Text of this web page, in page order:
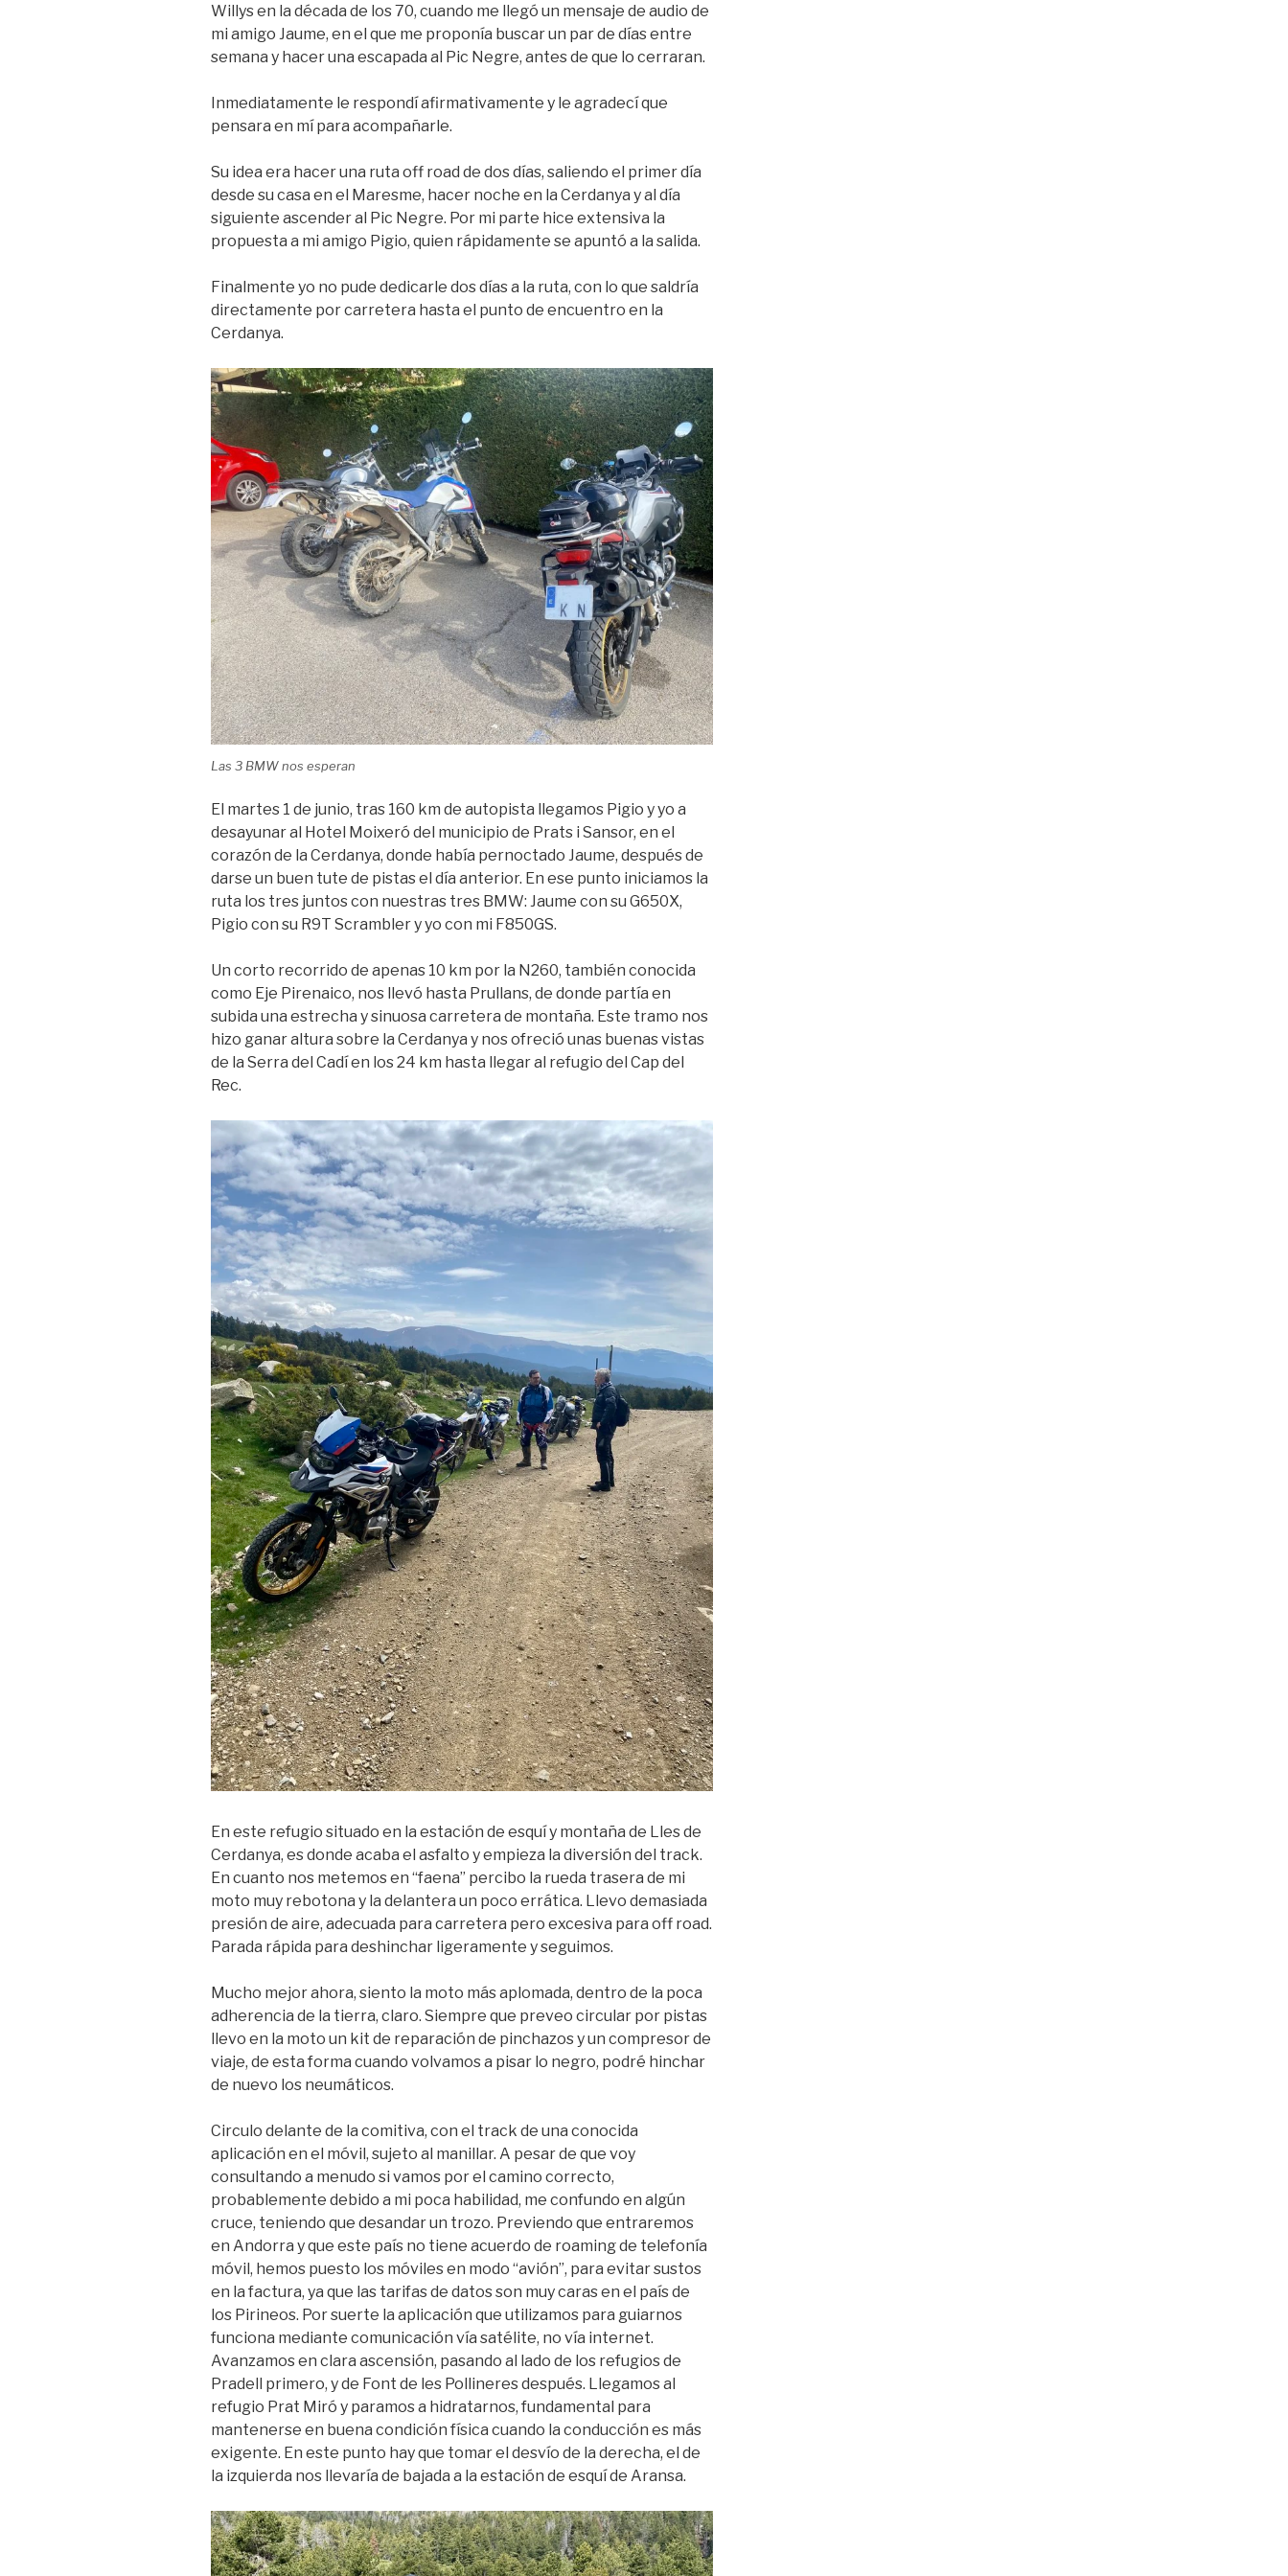
Willys en la década de los 70, cuando me llegó un mensaje de audio de
mi amigo Jaume, en el que me proponía buscar un par de días entre
semana y hacer una escapada al Pic Negre, antes de que lo cerraran.
Inmediatamente le respondí afirmativamente y le agradecí que
pensara en mí para acompañarle.
Su idea era hacer una ruta off road de dos días, saliendo el primer día
desde su casa en el Maresme, hacer noche en la Cerdanya y al día
siguiente ascender al Pic Negre. Por mi parte hice extensiva la
propuesta a mi amigo Pigio, quien rápidamente se apuntó a la salida.
Finalmente yo no pude dedicarle dos días a la ruta, con lo que saldría
directamente por carretera hasta el punto de encuentro en la
Cerdanya.
Las 3 BMW nos esperan
El martes 1 de junio, tras 160 km de autopista llegamos Pigio y yo a
desayunar al Hotel Moixeró del municipio de Prats i Sansor, en el
corazón de la Cerdanya, donde había pernoctado Jaume, después de
darse un buen tute de pistas el día anterior. En ese punto iniciamos la
ruta los tres juntos con nuestras tres BMW: Jaume con su G650X,
Pigio con su R9T Scrambler y yo con mi F850GS.
Un corto recorrido de apenas 10 km por la N260, también conocida
como Eje Pirenaico, nos llevó hasta Prullans, de donde partía en
subida una estrecha y sinuosa carretera de montaña. Este tramo nos
hizo ganar altura sobre la Cerdanya y nos ofreció unas buenas vistas
de la Serra del Cadí en los 24 km hasta llegar al refugio del Cap del
Rec.
En este refugio situado en la estación de esquí y montaña de Lles de
Cerdanya, es donde acaba el asfalto y empieza la diversión del track.
En cuanto nos metemos en “faena” percibo la rueda trasera de mi
moto muy rebotona y la delantera un poco errática. Llevo demasiada
presión de aire, adecuada para carretera pero excesiva para off road.
Parada rápida para deshinchar ligeramente y seguimos.
Mucho mejor ahora, siento la moto más aplomada, dentro de la poca
adherencia de la tierra, claro. Siempre que preveo circular por pistas
llevo en la moto un kit de reparación de pinchazos y un compresor de
viaje, de esta forma cuando volvamos a pisar lo negro, podré hinchar
de nuevo los neumáticos.
Circulo delante de la comitiva, con el track de una conocida
aplicación en el móvil, sujeto al manillar. A pesar de que voy
consultando a menudo si vamos por el camino correcto,
probablemente debido a mi poca habilidad, me confundo en algún
cruce, teniendo que desandar un trozo. Previendo que entraremos
en Andorra y que este país no tiene acuerdo de roaming de telefonía
móvil, hemos puesto los móviles en modo “avión”, para evitar sustos
en la factura, ya que las tarifas de datos son muy caras en el país de
los Pirineos. Por suerte la aplicación que utilizamos para guiarnos
funciona mediante comunicación vía satélite, no vía internet.
Avanzamos en clara ascensión, pasando al lado de los refugios de
Pradell primero, y de Font de les Pollineres después. Llegamos al
refugio Prat Miró y paramos a hidratarnos, fundamental para
mantenerse en buena condición física cuando la conducción es más
exigente. En este punto hay que tomar el desvío de la derecha, el de
la izquierda nos llevaría de bajada a la estación de esquí de Aransa.